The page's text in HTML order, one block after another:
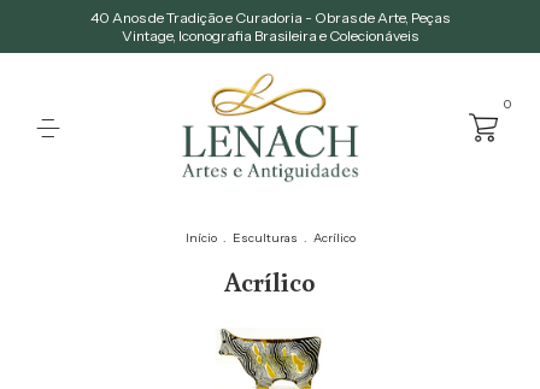
40 Anos de Tradição e Curadoria - Obras de Arte, Peças
Vintage, Iconografia Brasileira e Colecionáveis
0
Início . Esculturas . Acrílico
Acrílico